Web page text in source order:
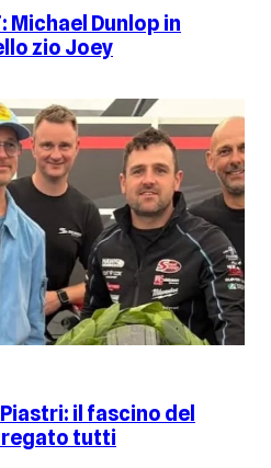
Michael Dunlop in
zio Joey
il fascino del
tutti